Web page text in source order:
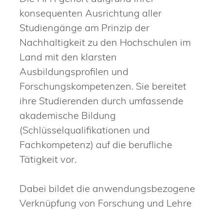
konsequenten Ausrichtung aller
Studiengänge am Prinzip der
Nachhaltigkeit zu den Hochschulen im
Land mit den klarsten
Ausbildungsprofilen und
Forschungskompetenzen. Sie bereitet
ihre Studierenden durch umfassende
akademische Bildung
(Schlüsselqualifikationen und
Fachkompetenz) auf die berufliche
Tätigkeit vor.
Dabei bildet die anwendungsbezogene
Verknüpfung von Forschung und Lehre